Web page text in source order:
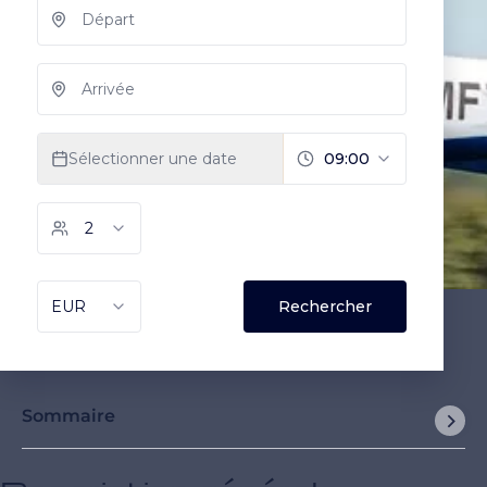
Sommaire